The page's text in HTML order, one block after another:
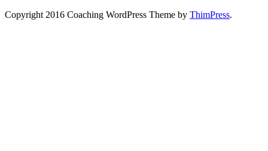
Copyright 2016 Coaching WordPress Theme by ThimPress.